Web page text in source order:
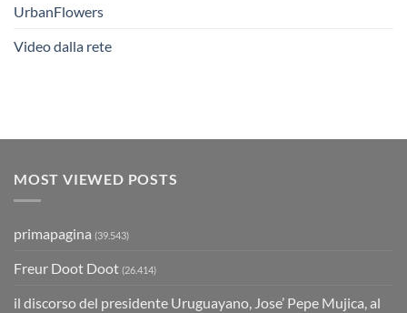
UrbanFlowers
Video dalla rete
MOST VIEWED POSTS
primapagina (39.543)
Freur Doot Doot (26.414)
il discorso del presidente Uruguayano, Jose’ Pepe Mujica, al